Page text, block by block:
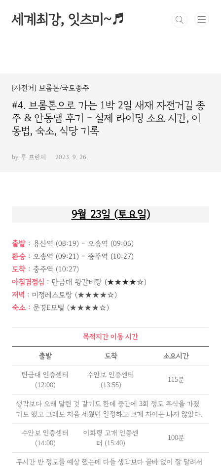
세계최강, 잇츠미~♬
[자전거] 브롬톤/국토종주
#4. 브롬톤으로 가는 1박 2일 새재 자전거길 종
주 & 안동댐 후기 - 실제 라이딩 소요 시간, 이
동법, 숙소, 식당 기록
by 루 프란체 2023. 9. 26.
9월 23일 (토요일)
출발 : 용산역 (08:19) - 오송역 (09:06)
환승 : 오송역 (09:21) - 충주역 (10:27)
도착 : 충주역 (10:27)
아침겸점심 : 탄금대 왕갈비탕 (★★★★☆)
저녁 : 미정레스토랑 (★★★★☆)
숙소 : 문경E모텔 (★★★★☆)
목적지간 이동 시간
출발 도착 소요시간
탄금대 인증센터
(12:00)
수안보 인증센터
(13:55)
115분
생각보다 오래 달린 것 같기도 한데 중간에 3회 정도 휴식을 가졌
기도 했고 그래도 처음 세웠던 일정하고 크게 차이는 나지 않았다.
수안보 인증센터
(14:00)
이화령 고개 인증센
터 (15:40)
100분
두시간 반 정도를 예상 했는데 다들 생각보다 끌바 없이 잘 달려서